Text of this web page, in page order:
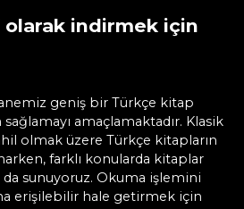
olarak indirmek için
geniş bir Türkçe kitap
amaçlamaktadır. Klasik
olmak üzere Türkçe kitapların
farklı konularda kitaplar
sunuyoruz. Okuma işlemini
erişilebilir hale getirmek için